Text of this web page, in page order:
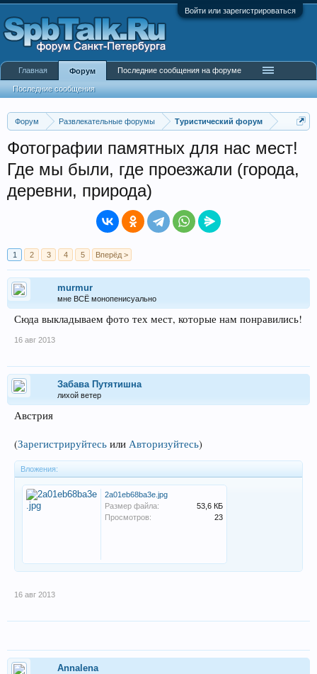
Войти или зарегистрироваться
Форум Развлекательные форумы Туристический форум
Фотографии памятных для нас мест!
Где мы были, где проезжали (города,
деревни, природа)
1 2 3 4 5 Вперёд >
murmur
мне ВСЁ монопенисуально
Сюда выкладываем фото тех мест, которые нам понравились!
16 авг 2013
Забава Путятишна
лихой ветер
Австрия
(Зарегистрируйтесь или Авторизуйтесь)
Вложения:
2a01eb68ba3e.jpg
Размер файла:
53,6 КБ
Просмотров:
23
16 авг 2013
Annalena
Главная Форум
Последние сообщения
Последние сообщения на форуме